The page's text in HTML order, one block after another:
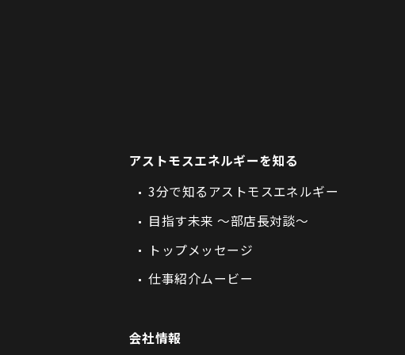
アストモスエネルギーを知る
3分で知るアストモスエネルギー
目指す未来 ～部店長対談～
トップメッセージ
仕事紹介ムービー
会社情報